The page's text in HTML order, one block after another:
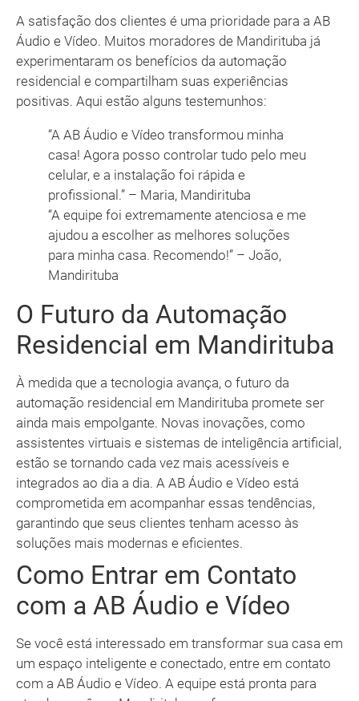
A satisfação dos clientes é uma prioridade para a AB
Áudio e Vídeo. Muitos moradores de Mandirituba já
experimentaram os benefícios da automação
residencial e compartilham suas experiências
positivas. Aqui estão alguns testemunhos:
“A AB Áudio e Vídeo transformou minha
casa! Agora posso controlar tudo pelo meu
celular, e a instalação foi rápida e
profissional.” – Maria, Mandirituba
“A equipe foi extremamente atenciosa e me
ajudou a escolher as melhores soluções
para minha casa. Recomendo!” – João,
Mandirituba
O Futuro da Automação
Residencial em Mandirituba
À medida que a tecnologia avança, o futuro da
automação residencial em Mandirituba promete ser
ainda mais empolgante. Novas inovações, como
assistentes virtuais e sistemas de inteligência artificial,
estão se tornando cada vez mais acessíveis e
integrados ao dia a dia. A AB Áudio e Vídeo está
comprometida em acompanhar essas tendências,
garantindo que seus clientes tenham acesso às
soluções mais modernas e eficientes.
Como Entrar em Contato
com a AB Áudio e Vídeo
Se você está interessado em transformar sua casa em
um espaço inteligente e conectado, entre em contato
com a AB Áudio e Vídeo. A equipe está pronta para